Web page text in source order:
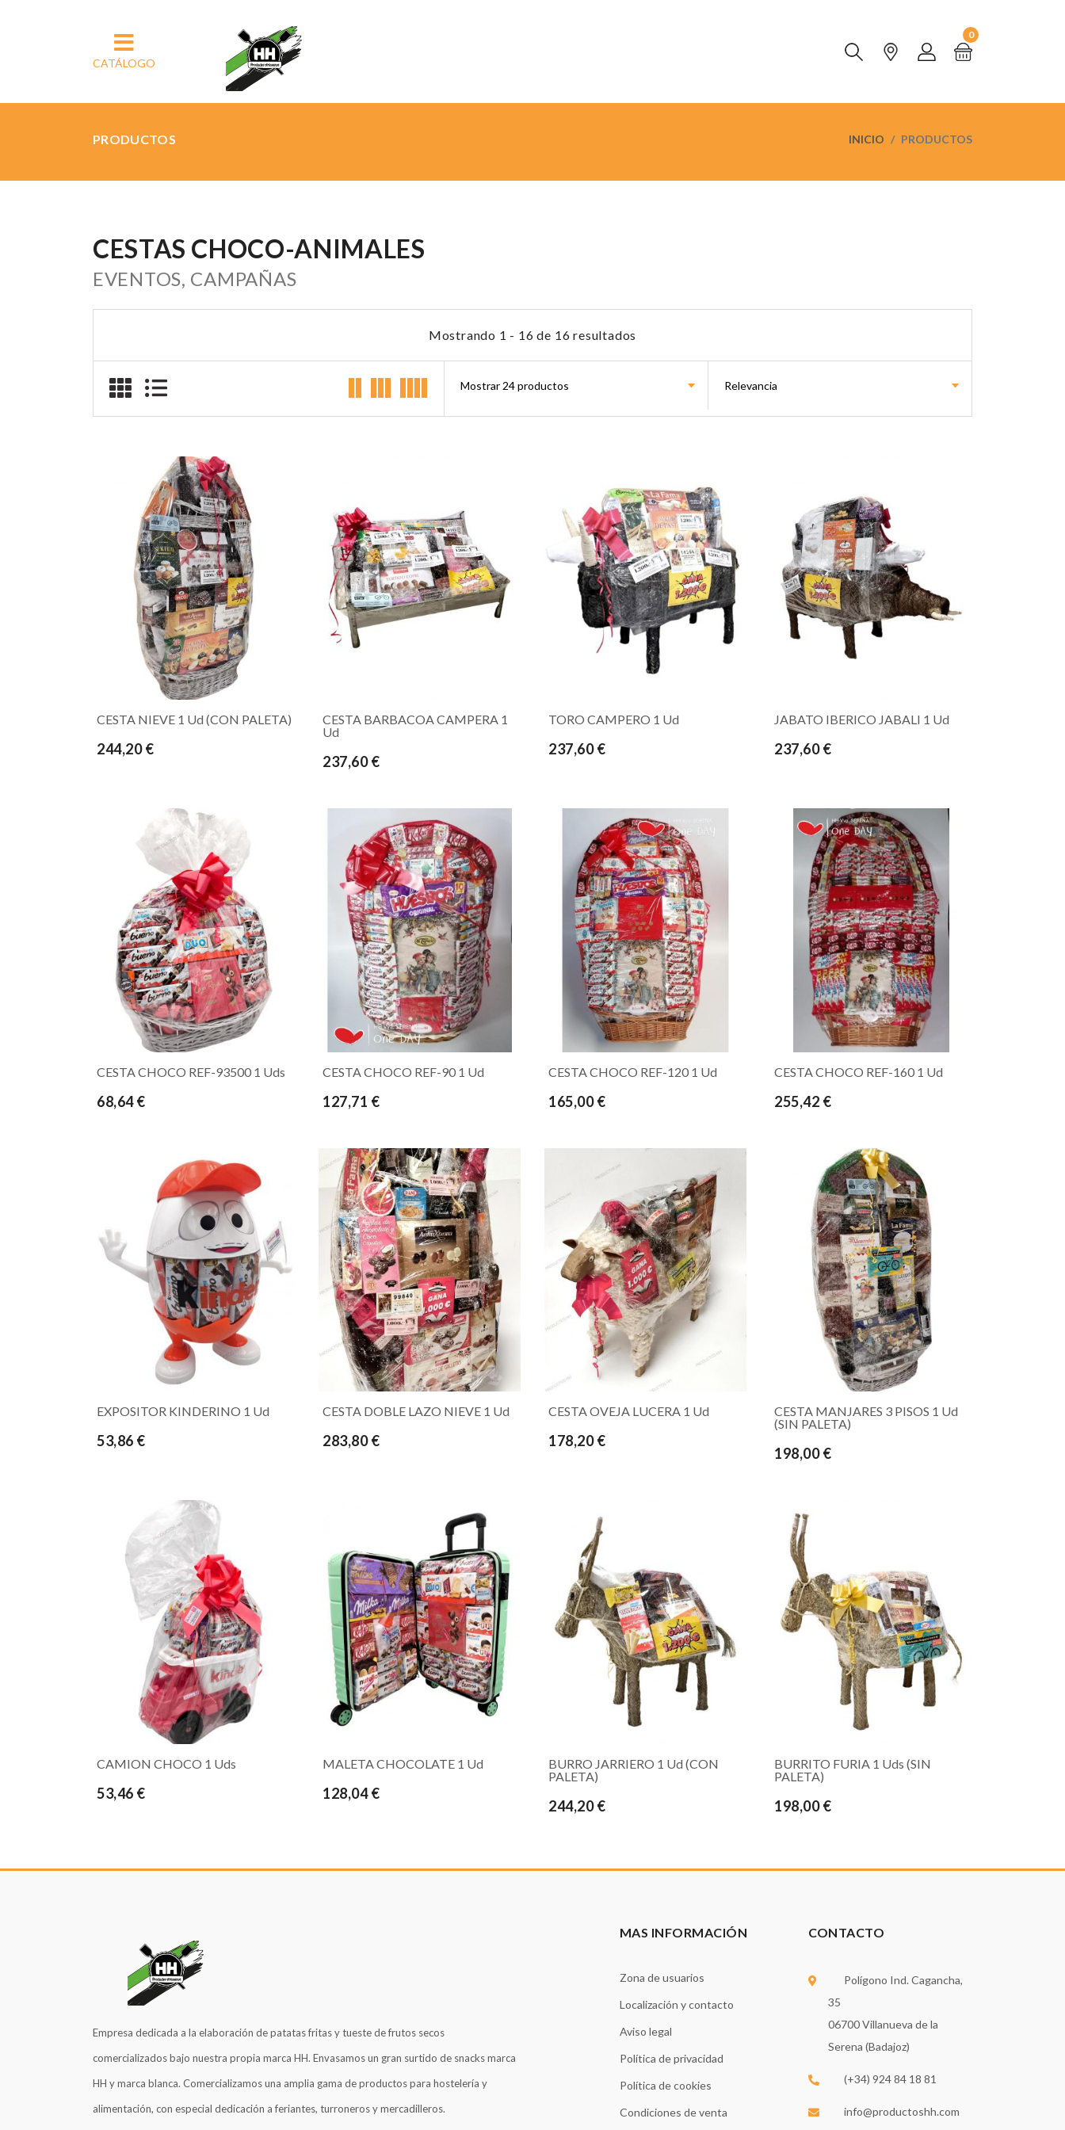
CATÁLOGO
0
PRODUCTOS INICIO PRODUCTOS
CESTAS CHOCO-ANIMALES
EVENTOS, CAMPAÑAS
Mostrando 1 - 16 de 16 resultados
CESTA NIEVE 1 Ud (CON PALETA)
244,20 €
CESTA BARBACOA CAMPERA 1
Ud
237,60 €
TORO CAMPERO 1 Ud
237,60 €
JABATO IBERICO JABALI 1 Ud
237,60 €
CESTA CHOCO REF-93500 1 Uds
68,64 €
CESTA CHOCO REF-90 1 Ud
127,71 €
CESTA CHOCO REF-120 1 Ud
165,00 €
CESTA CHOCO REF-160 1 Ud
255,42 €
EXPOSITOR KINDERINO 1 Ud
53,86 €
CESTA DOBLE LAZO NIEVE 1 Ud
283,80 €
CESTA OVEJA LUCERA 1 Ud
178,20 €
CESTA MANJARES 3 PISOS 1 Ud
(SIN PALETA)
198,00 €
CAMION CHOCO 1 Uds
53,46 €
MALETA CHOCOLATE 1 Ud
128,04 €
BURRO JARRIERO 1 Ud (CON
PALETA)
244,20 €
BURRITO FURIA 1 Uds (SIN
PALETA)
198,00 €
Empresa dedicada a la elaboración de patatas fritas y tueste de frutos secos
comercializados bajo nuestra propia marca HH. Envasamos un gran surtido de snacks marca
HH y marca blanca. Comercializamos una amplia gama de productos para hostelería y
alimentación, con especial dedicación a feriantes, turroneros y mercadilleros.
MAS INFORMACIÓN
Zona de usuarios
Localización y contacto
Aviso legal
Política de privacidad
Política de cookies
Condiciones de venta
CONTACTO
Polígono Ind. Cagancha,
35
06700 Villanueva de la
Serena (Badajoz)
(+34) 924 84 18 81
info@productoshh.com